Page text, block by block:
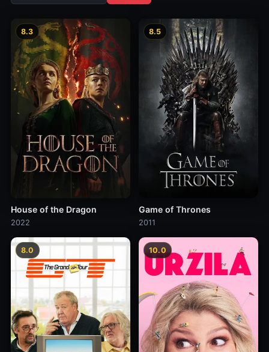
8.3
House of the Dragon
2022
8.5
Game of Thrones
2011
8.0 10.0